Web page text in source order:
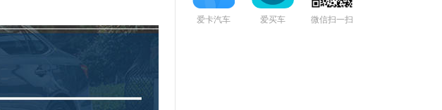
爱卡汽车 爱买车 微信扫一扫